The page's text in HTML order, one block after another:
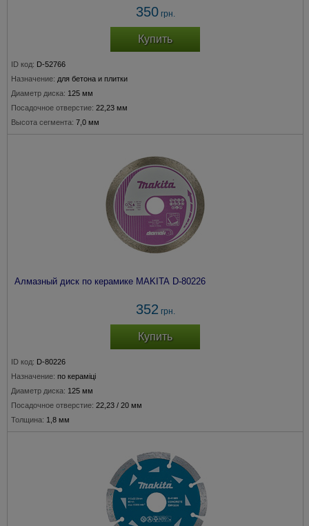
350грн.
Купить
ID код: D-52766
Назначение: для бетона и плитки
Диаметр диска: 125 мм
Посадочное отверстие: 22,23 мм
Высота сегмента: 7,0 мм
Алмазный диск по керамике MAKITA D-80226
352 грн.
Купить
ID код: D-80226
Назначение: по кераміці
Диаметр диска: 125 мм
Посадочное отверстие: 22,23 / 20 мм
Толщина: 1,8 мм